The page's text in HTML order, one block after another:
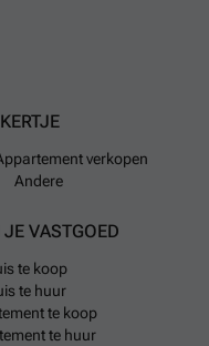
verkopen
Andere
VASTGOED
te koop
te huur
te koop
te huur